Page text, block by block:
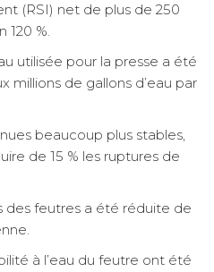
(RSI) net de plus de 250
120 %.
utilisée pour la presse a été
millions de gallons d’eau par
beaucoup plus stables,
de 15 % les ruptures de
des feutres a été réduite de
à l’eau du feutre ont été